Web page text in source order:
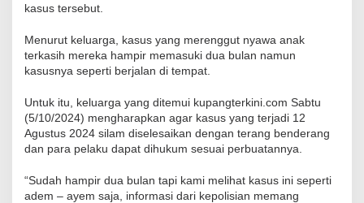
kasus tersebut.
Menurut keluarga, kasus yang merenggut nyawa anak
terkasih mereka hampir memasuki dua bulan namun
kasusnya seperti berjalan di tempat.
Untuk itu, keluarga yang ditemui kupangterkini.com Sabtu
(5/10/2024) mengharapkan agar kasus yang terjadi 12
Agustus 2024 silam diselesaikan dengan terang benderang
dan para pelaku dapat dihukum sesuai perbuatannya.
“Sudah hampir dua bulan tapi kami melihat kasus ini seperti
adem – ayem saja, informasi dari kepolisian memang